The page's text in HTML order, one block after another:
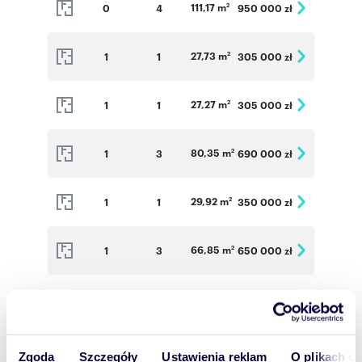
Zgoda Szczegóły Ustawienia reklam O plikach
inżynierów budownictwa z doświadczeniem w
wyspiecjalizowała się w realizacji budynków
budowlana (Buildman Construction) została
rozszerzona o realizację i sprzedaż własnych
Numer oferty: BP-M29
0 4 111,17 m2 950 000 zł
1 1 27,73 m2 305 000 zł
1 1 27,27 m2 305 000 zł
1 3 80,35 m2 690 000 zł
1 1 29,92 m2 350 000 zł
1 3 66,85 m2 650 000 zł
530 000 zł